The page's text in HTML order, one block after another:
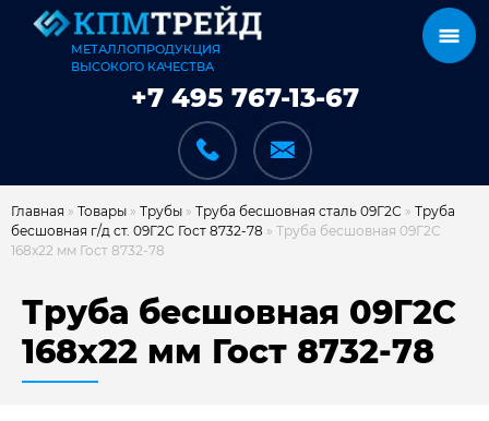
МЕТАЛЛОПРОДУКЦИЯ
ВЫСОКОГО КАЧЕСТВА
+7 495 767-13-67
Главная » Товары » Трубы » Труба бесшовная сталь 09Г2С » Труба
бесшовная г/д ст. 09Г2С Гост 8732-78 » Труба бесшовная 09Г2С
168х22 мм Гост 8732-78
Труба бесшовная 09Г2С
168х22 мм Гост 8732-78